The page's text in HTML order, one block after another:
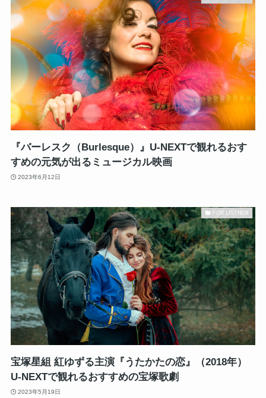
『バーレスク（Burlesque）』U-NEXTで観れるおす
すめの元気が出るミュージカル映画
2023年6月12日
FOR LISTNER
宝塚星組 紅ゆずる主演『うたかたの恋』（2018年）
U-NEXTで観れるおすすめの宝塚歌劇
2023年5月19日